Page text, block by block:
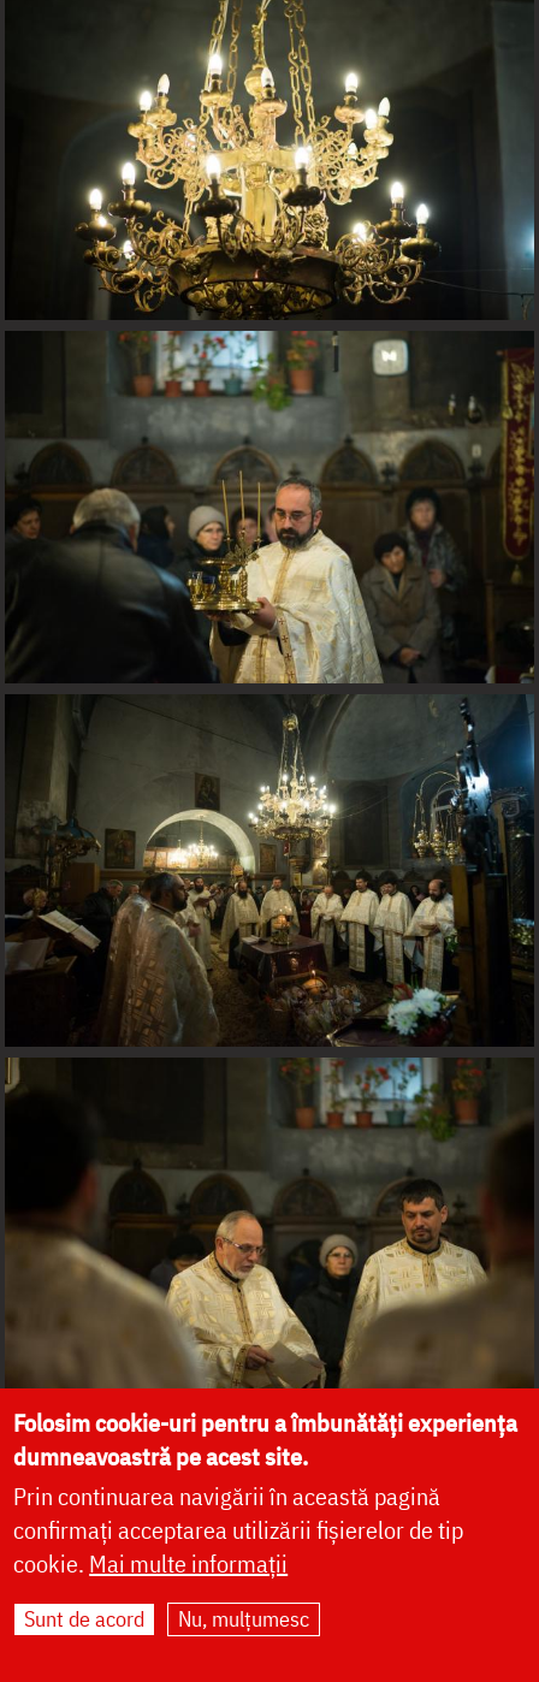
Folosim cookie-uri pentru a îmbunătăți experiența
dumneavoastră pe acest site.
Prin continuarea navigării în această pagină
confirmați acceptarea utilizării fișierelor de tip
cookie. Mai multe informații
Sunt de acord Nu, mulțumesc